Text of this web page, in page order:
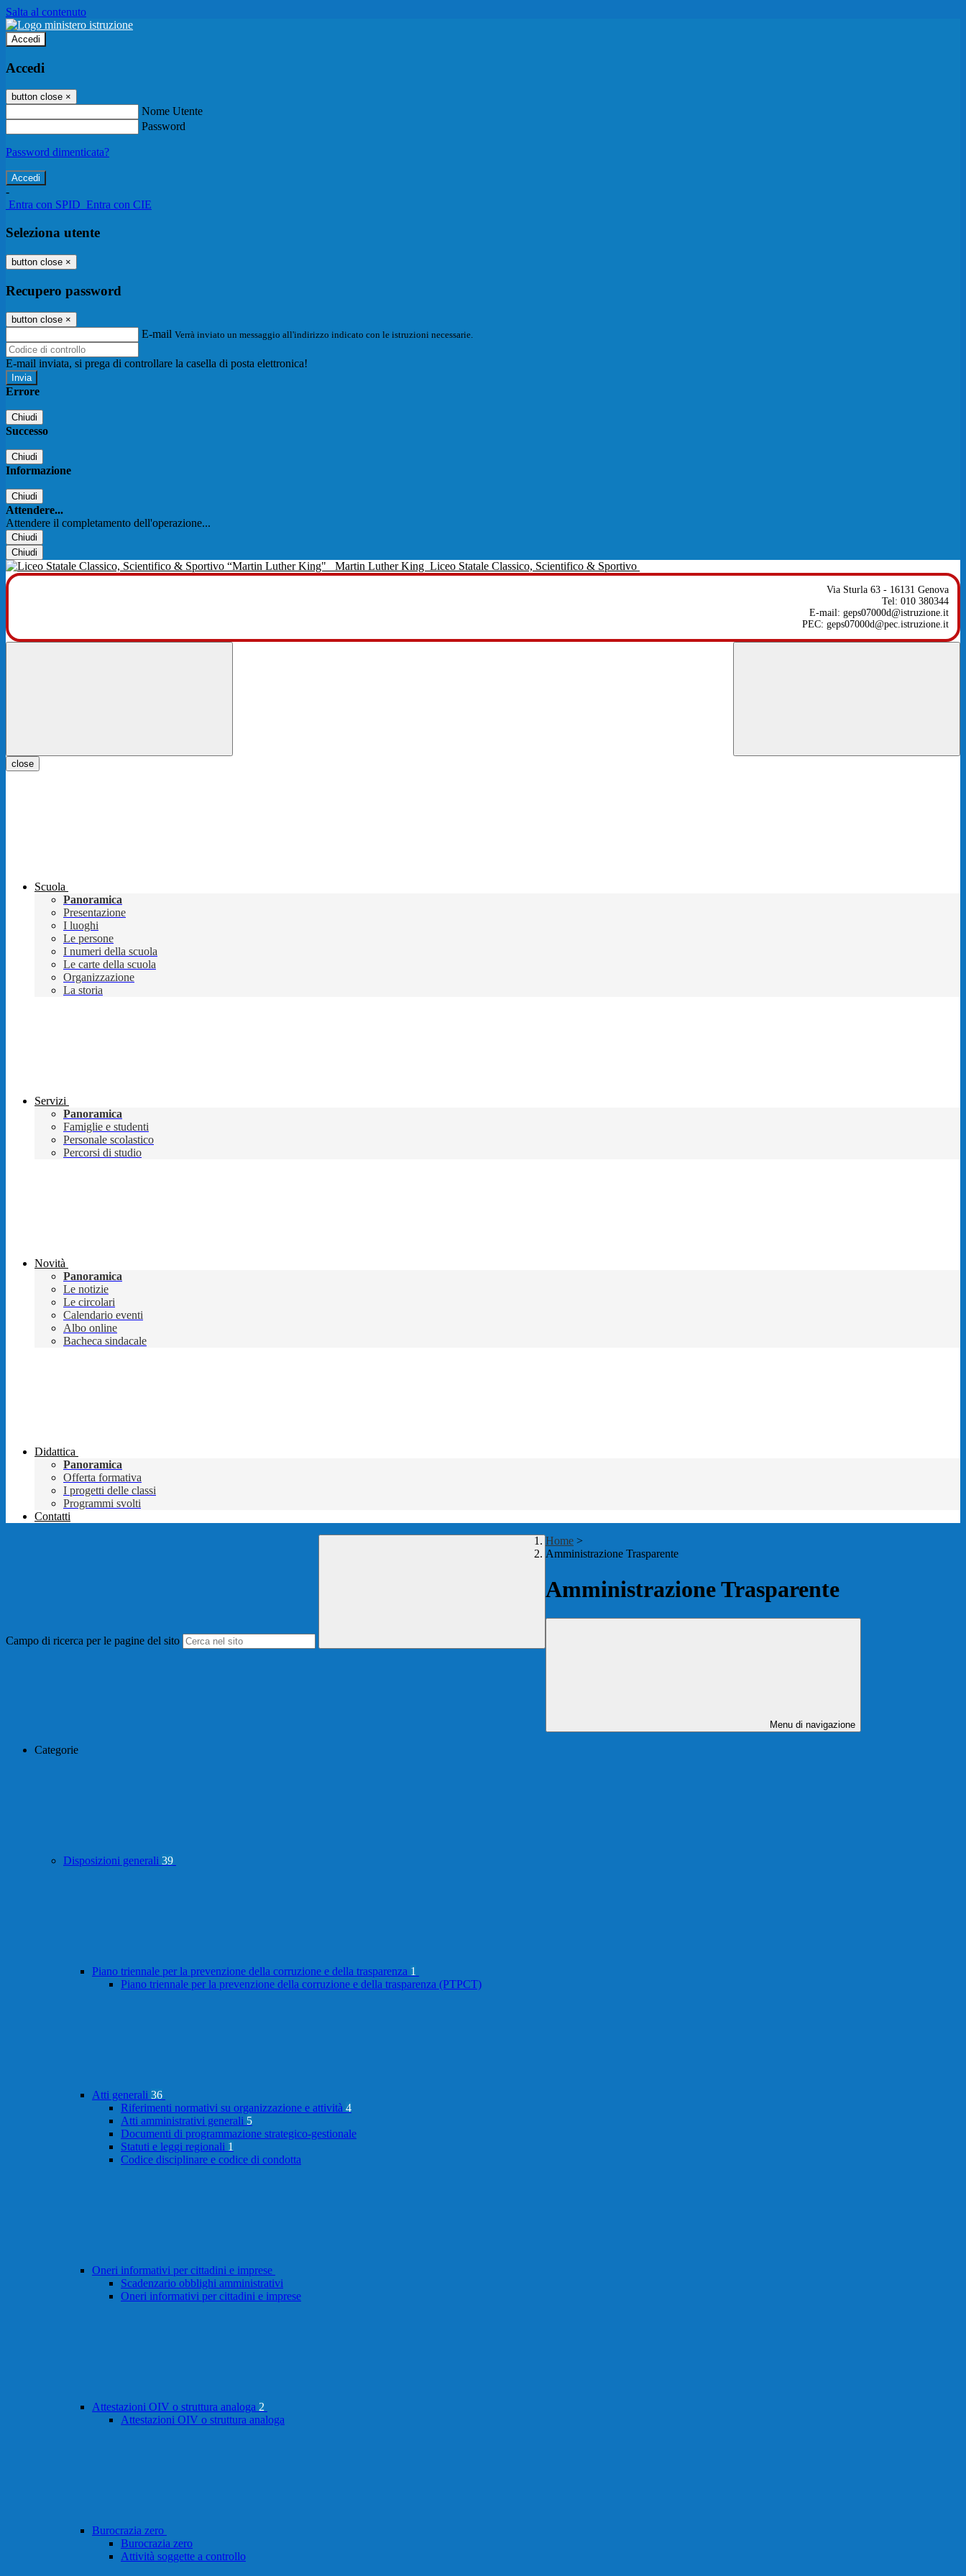
Salta al contenuto
Accedi
Accedi
button close ×
Nome Utente
Password
Password dimenticata?
-
Entra con SPID Entra con CIE
Seleziona utente
button close ×
Recupero password
button close ×
E-mail Verrà inviato un messaggio all'indirizzo indicato con le istruzioni necessarie.
E-mail inviata, si prega di controllare la casella di posta elettronica!
Errore
Chiudi
Successo
Chiudi
Informazione
Chiudi
Attendere...
Attendere il completamento dell'operazione...
Chiudi
Chiudi
Martin Luther King Liceo Statale Classico, Scientifico & Sportivo
Via Sturla 63 - 16131 Genova
Tel: 010 380344
E-mail: geps07000d@istruzione.it
PEC: geps07000d@pec.istruzione.it
close
Scuola
Panoramica
Presentazione
I luoghi
Le persone
I numeri della scuola
Le carte della scuola
Organizzazione
La storia
Servizi
Panoramica
Famiglie e studenti
Personale scolastico
Percorsi di studio
Novità
Panoramica
Le notizie
Le circolari
Calendario eventi
Albo online
Bacheca sindacale
Didattica
Panoramica
Offerta formativa
I progetti delle classi
Programmi svolti
Contatti
Campo di ricerca per le pagine del sito
Home >
Amministrazione Trasparente
Amministrazione Trasparente
Menu di navigazione
Categorie
Disposizioni generali 39
Piano triennale per la prevenzione della corruzione e della trasparenza 1
Piano triennale per la prevenzione della corruzione e della trasparenza (PTPCT)
Atti generali 36
Riferimenti normativi su organizzazione e attività 4
Atti amministrativi generali 5
Documenti di programmazione strategico-gestionale
Statuti e leggi regionali 1
Codice disciplinare e codice di condotta
Oneri informativi per cittadini e imprese
Scadenzario obblighi amministrativi
Oneri informativi per cittadini e imprese
Attestazioni OIV o struttura analoga 2
Attestazioni OIV o struttura analoga
Burocrazia zero
Burocrazia zero
Attività soggette a controllo